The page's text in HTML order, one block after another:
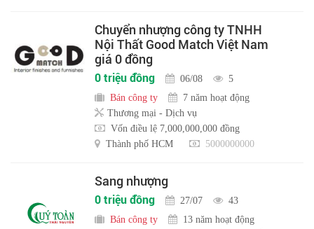
Chuyển nhượng công ty TNHH
Nội Thất Good Match Việt Nam
giá 0 đồng
0 triệu đồng 06/08
5
Bán công ty
7 năm hoạt động
Thương mại - Dịch vụ
Vốn điều lệ 7,000,000,000 đồng
Thành phố HCM
5000000000
Sang nhượng
0 triệu đồng 27/07
43
Bán công ty
13 năm hoạt động